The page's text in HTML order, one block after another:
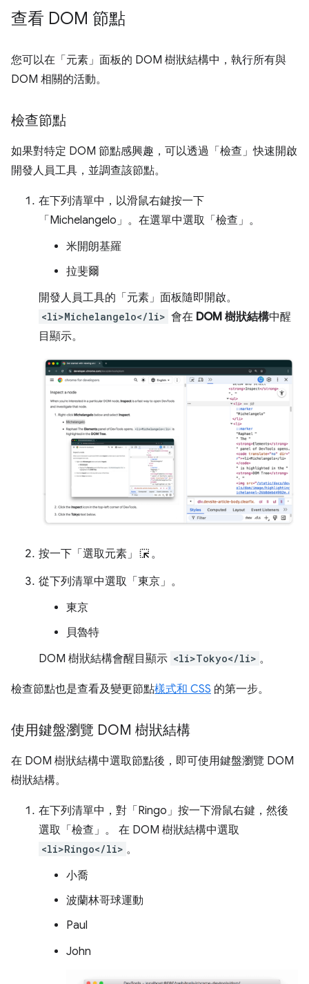
查看 DOM 節點
您可以在「元素」 面板的 DOM 樹狀結構中，執行所有與
DOM 相關的活動。
檢查節點
如果對特定 DOM 節點感興趣，可以透過「檢查」快速開啟
開發人員工具，並調查該節點。
在下列清單中，以滑鼠右鍵按一下
「Michelangelo」 。在選單中選取「檢查」 。
米開朗基羅
拉斐爾
開發人員工具的「元素」 面板隨即開啟。
<li>Michelangelo</li> 會在 DOM 樹狀結構中醒
目顯示。
按一下「選取元素」
。
從下列清單中選取「東京」 。
東京
貝魯特
DOM 樹狀結構會醒目顯示 <li>Tokyo</li> 。
檢查節點也是查看及變更節點樣式和 CSS 的第一步。
使用鍵盤瀏覽 DOM 樹狀結構
在 DOM 樹狀結構中選取節點後，即可使用鍵盤瀏覽 DOM
樹狀結構。
在下列清單中，對「Ringo」 按一下滑鼠右鍵，然後
選取「檢查」 。 在 DOM 樹狀結構中選取
<li>Ringo</li> 。
小喬
波蘭林哥球運動
Paul
John